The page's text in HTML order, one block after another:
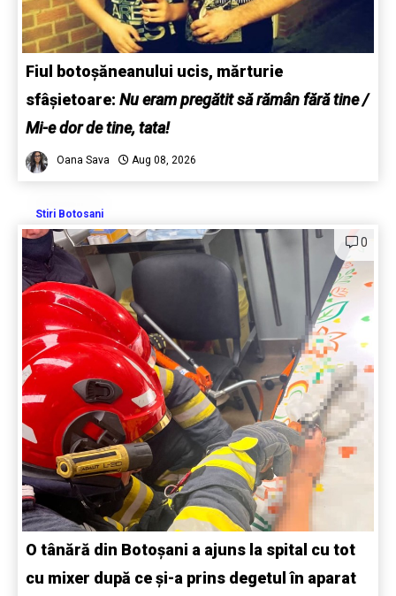
Fiul botoșăneanului ucis, mărturie
sfâșietoare: Nu eram pregătit să rămân fără tine /
Mi-e dor de tine, tata!
Oana Sava Aug 08, 2026
Stiri Botosani
0
O tânără din Botoșani a ajuns la spital cu tot
cu mixer după ce și-a prins degetul în aparat